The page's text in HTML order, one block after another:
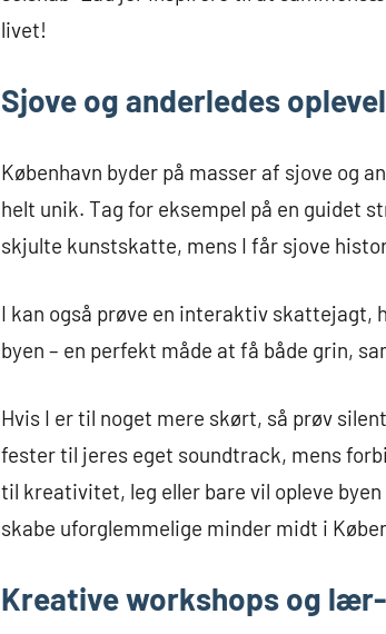
livet!
Sjove og anderledes
København byder på masser af sjove og
helt unik. Tag for eksempel på en guidet
skjulte kunstskatte, mens I får sjove
I kan også prøve en interaktiv skattejagt,
byen – en perfekt måde at få både grin,
Hvis I er til noget mere skørt, så prøv
fester til jeres eget soundtrack, mens
til kreativitet, leg eller bare vil opleve
skabe uforglemmelige minder midt i
Kreative workshops og